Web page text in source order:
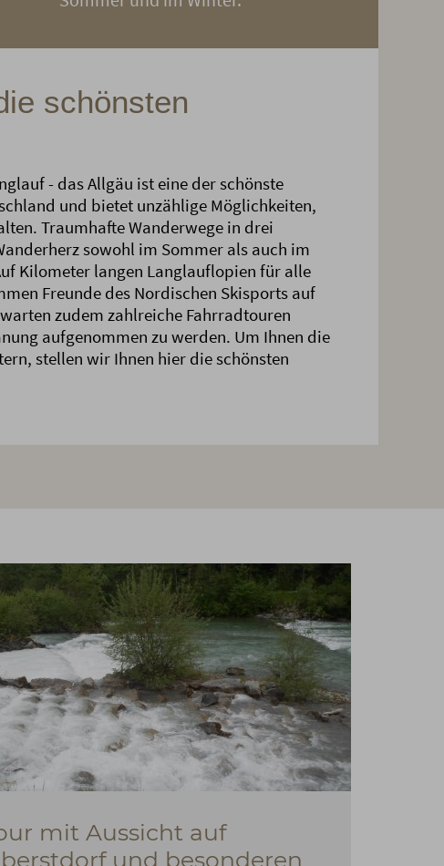
schönsten
- das Allgäu ist eine der schönste
und bietet unzählige Möglichkeiten,
Traumhafte Wanderwege in drei
sowohl im Sommer als auch im
Kilometer langen Langlauflopien für alle
Freunde des Nordischen Skisports auf
zudem zahlreiche Fahrradtouren
aufgenommen zu werden. Um Ihnen die
stellen wir Ihnen hier die schönsten
mit Aussicht auf
und besonderen